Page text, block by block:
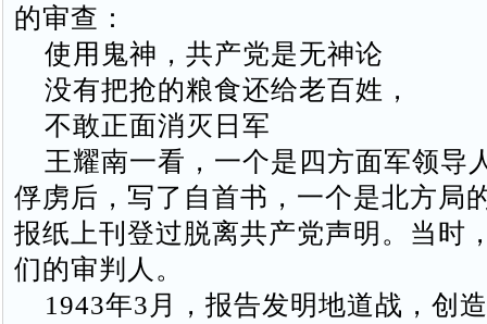
的审查：
使用鬼神，共产党是无神论
没有把抢的粮食还给老百姓，
不敢正面消灭日军
王耀南一看，一个是四方面军领导
俘虏后，写了自首书，一个是北方局
报纸上刊登过脱离共产党声明。当时
们的审判人。
1943年3月，报告发明地道战，创